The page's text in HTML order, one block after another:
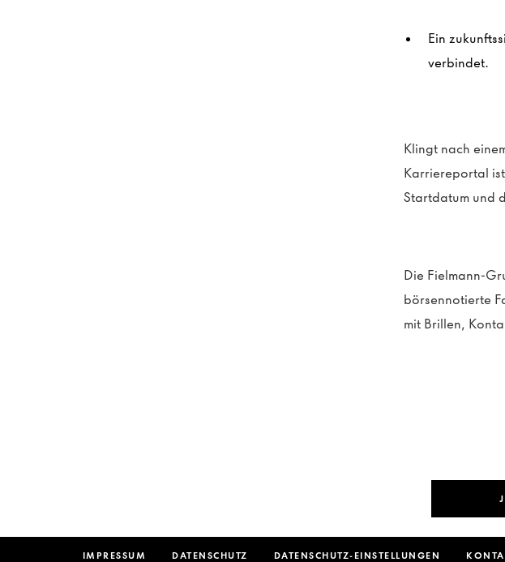
Ein
verbindet.
Klingt nach
Karriereportal
Startdatum und
Die Fielmann-
börsennotierte
mit Brillen,
IMPRESSUM DATENSCHUTZ DATENSCHUTZ-EINSTELLUNGEN